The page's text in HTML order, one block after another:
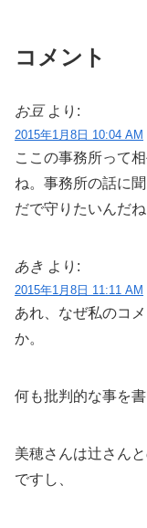
コメント
お豆 より:
2015年1月8日 10:04 AM
ここの事務所って
ね。事務所の話に
だで守りたいんだね
あき より:
2015年1月8日 11:11 AM
あれ、なぜ私のコ
か。
何も批判的な事を
美穂さんは辻さん
ですし、